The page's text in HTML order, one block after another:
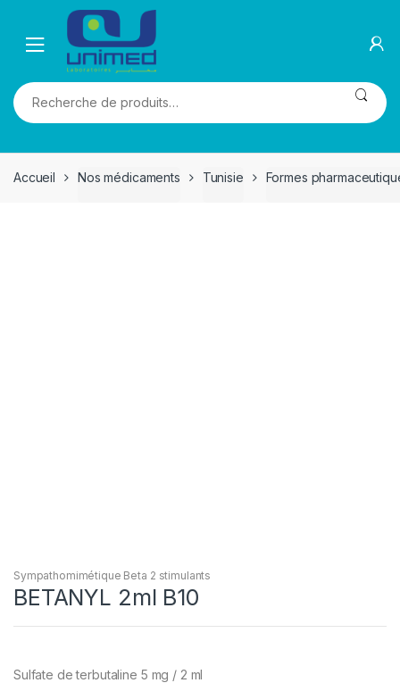
navigation
content
Recherche
pour :
Accueil Nos médicaments Tunisie Formes
Sympathomimétique Beta 2 stimulants
BETANYL 2ml B10
Sulfate de terbutaline 5 mg / 2 ml